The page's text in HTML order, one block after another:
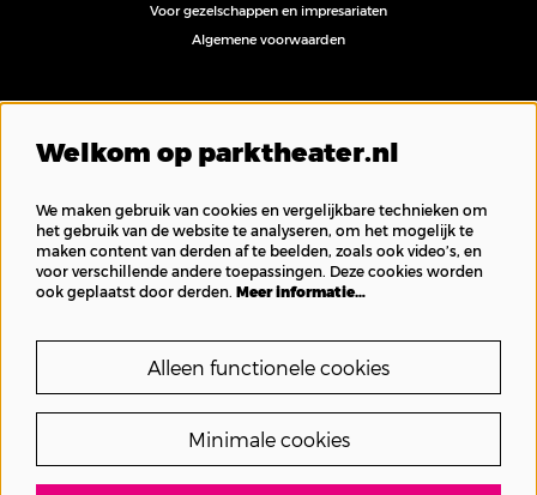
Voor gezelschappen en impresariaten
Algemene voorwaarden
Inschrijven nieuwsbrief
Welkom op parktheater.nl
We maken gebruik van cookies en vergelijkbare technieken om
het gebruik van de website te analyseren, om het mogelijk te
maken content van derden af te beelden, zoals ook video’s, en
voor verschillende andere toepassingen. Deze cookies worden
ook geplaatst door derden. Meer informatie…
Alleen functionele cookies
Minimale cookies